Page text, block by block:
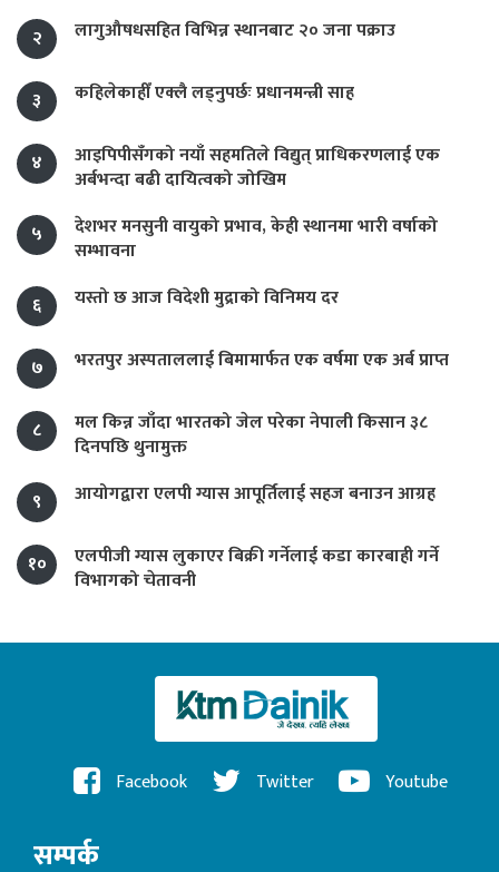
२
लागुऔषधसहित विभिन्न स्थानबाट २० जना पक्राउ
३ कहिलेकाहीँ एक्लै लड्नुपर्छः प्रधानमन्त्री साह
४
आइपिपीसँगको नयाँ सहमतिले विद्युत् प्राधिकरणलाई एक
अर्बभन्दा बढी दायित्वको जोखिम
५
देशभर मनसुनी वायुको प्रभाव, केही स्थानमा भारी वर्षाको
सम्भावना
६
यस्तो छ आज विदेशी मुद्राको विनिमय दर
७ भरतपुर अस्पताललाई बिमामार्फत एक वर्षमा एक अर्ब प्राप्त
८
मल किन्न जाँदा भारतको जेल परेका नेपाली किसान ३८
दिनपछि थुनामुक्त
९
आयोगद्वारा एलपी ग्यास आपूर्तिलाई सहज बनाउन आग्रह
१०
एलपीजी ग्यास लुकाएर बिक्री गर्नेलाई कडा कारबाही गर्ने
विभागको चेतावनी
Facebook Twitter Youtube
सम्पर्क